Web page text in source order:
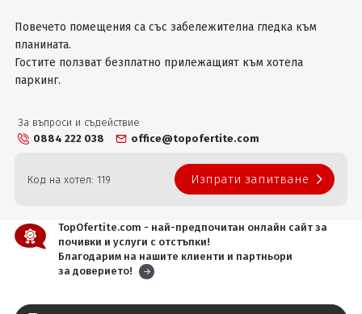
Повечето помещения са със забележителна гледка към
планината.
Гостите ползват безплатно прилежащият към хотела
паркинг.
За въпроси и съдействие
0884 222 038
office@topofertite.com
Код на хотел: 119 Изпрати запитване
TopOfertite.com - най-предпочитан онлайн сайт за
почивки и услуги с отстъпки!
Благодарим на нашите клиенти и партньори
за доверието!